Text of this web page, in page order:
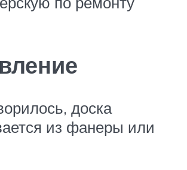
доска
из фанеры или